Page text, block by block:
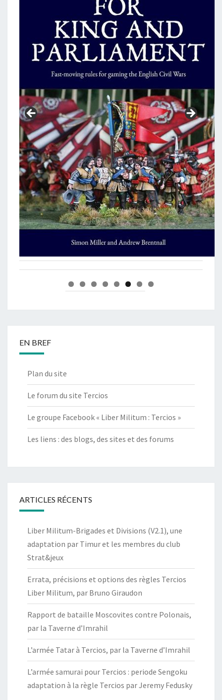
EN BREF
Plan du site
Le forum du site Tercios
Le groupe Facebook « Liber Militum : Tercios »
Les liens : des blogs, des sites et des forums
ARTICLES RÉCENTS
Liber Militum-Brigades et Divisions (V2.1), une
adaptation par Timur et les membres du club
Strat&jeux
Errata, précisions et options des règles Tercios
Liber Militum, par Bruno Giraudon
Rapport de bataille Moscovites contre Polonais,
par la Taverne d’Imrahil
L’armée Tatar à Tercios, par la Taverne d’Imrahil
L’armée samurai pour Tercios : periode Sengoku
adaptation à la règle Tercios par Jeremy Fedusky